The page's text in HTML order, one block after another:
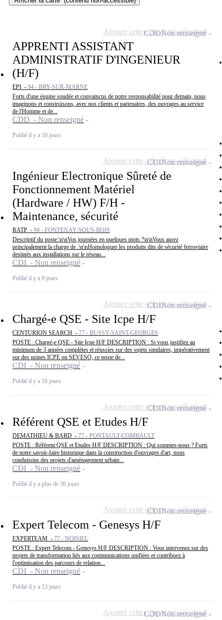
APPRENTI ASSISTANT
ADMINISTRATIF D'INGENIEUR
(H/F)
EPI - 94 - BRY-SUR-MARNE
Forts d'une équipe soudée et convaincus de notre responsabilité pour demain, nous
imaginons et construisons, avec nos clients et partenaires, des ouvrages au service
de l'Homme et de...
CDD - Non renseigné
Publié il y a 10 jours
CDDNon renseigné
Ajouter cette offre à ma sélection
Ingénieur Electronique Sûreté de
Fonctionnement Matériel
(Hardware / HW) F/H -
Maintenance, sécurité
RATP - 94 - FONTENAY-SOUS-BOIS
Descriptif du poste:\n\nVos journées en quelques mots ?\n\nVous aurez
principalement la charge de :\n\nHomologuer les produits dits de sécurité ferroviaire
destinés aux installations sur le réseau...
CDI - Non renseigné
Publié il y a 9 jours
CDINon renseigné
Ajouter cette offre à ma sélection
Chargé-e QSE - Site Icpe H/F
CENTURION SEARCH - 77 - BUSSY-SAINT-GEORGES
POSTE : Chargé-e QSE - Site Icpe H/F DESCRIPTION : Si vous justifiez au
minimum de 3 années complètes et réussies sur des sujets similaires, impérativement
sur des usines ICPE ou SEVESO, ce poste de...
CDI - Non renseigné
Publié il y a 16 jours
CDINon renseigné
Ajouter cette offre à ma sélection
Référent QSE et Etudes H/F
DEMATHIEU & BARD - 77 - PONTAULT-COMBAULT
POSTE : Référent QSE et Etudes H/F DESCRIPTION : Qui sommes-nous ? Forts
de notre savoir-faire historique dans la construction d'ouvrages d'art, nous
conduisons des projets d'aménagement urbain...
CDI - Non renseigné
Publié il y a plus de 30 jours
CDINon renseigné
Ajouter cette offre à ma sélection
Expert Telecom - Genesys H/F
EXPERTEAM - 77 - NOISIEL
POSTE : Expert Telecom - Genesys H/F DESCRIPTION : Vous intervenez sur des
projets de transformation liés aux communications unifiées et contribuez à
l'optimisation des parcours de relation...
CDI - Non renseigné
Publié il y a 13 jours
CDINon renseigné
Ajouter cette offre à ma sélection
CDDNon renseigné
Ajouter cette offre à ma sélection